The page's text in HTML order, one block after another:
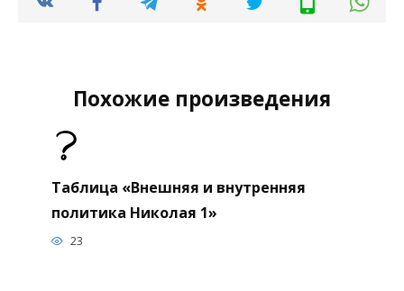
Похожие произведения
Таблица «Внешняя и внутренняя
политика Николая 1»
23